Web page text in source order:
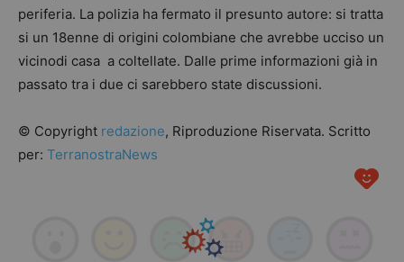
periferia. La polizia ha fermato il presunto autore: si tratta
si un 18enne di origini colombiane che avrebbe ucciso un
vicinodi casa a coltellate. Dalle prime informazioni già in
passato tra i due ci sarebbero state discussioni.
© Copyright redazione, Riproduzione Riservata. Scritto
per: TerranostraNews